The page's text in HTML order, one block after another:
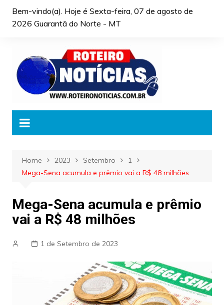
Bem-vindo(a). Hoje é Sexta-feira, 07 de agosto de
2026 Guarantã do Norte - MT
Home 2023 Setembro
1
Mega-Sena acumula e prêmio vai a R$ 48 milhões
Mega-Sena acumula e prêmio
vai a R$ 48 milhões
1 de Setembro de 2023